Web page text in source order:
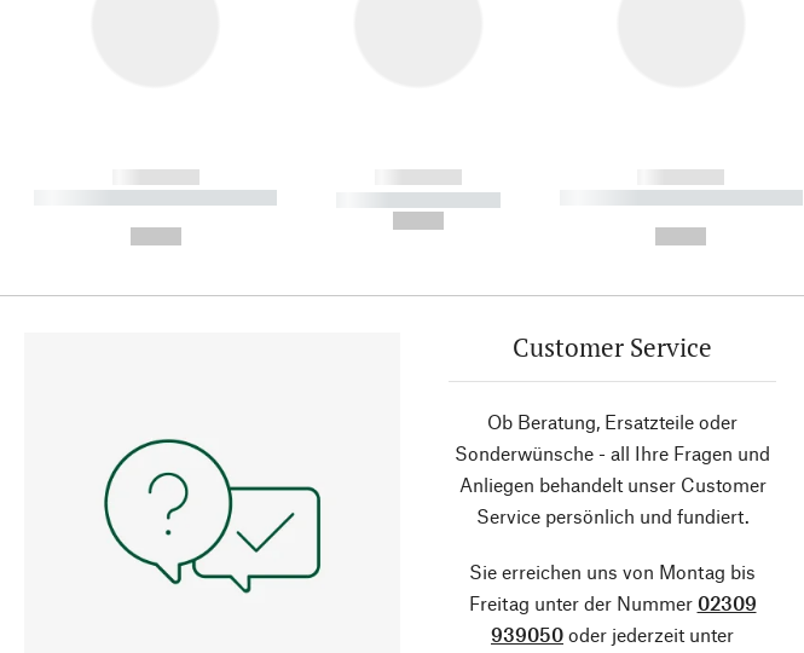
------------
----------- ----------- ----------
------------
----------- -----------
------------
----------- ----------- ----------
Customer Service
Ob Beratung, Ersatzteile oder
Sonderwünsche - all Ihre Fragen und
Anliegen behandelt unser Customer
Service persönlich und fundiert.
Sie erreichen uns von Montag bis
Freitag unter der Nummer 02309
939050 oder jederzeit unter